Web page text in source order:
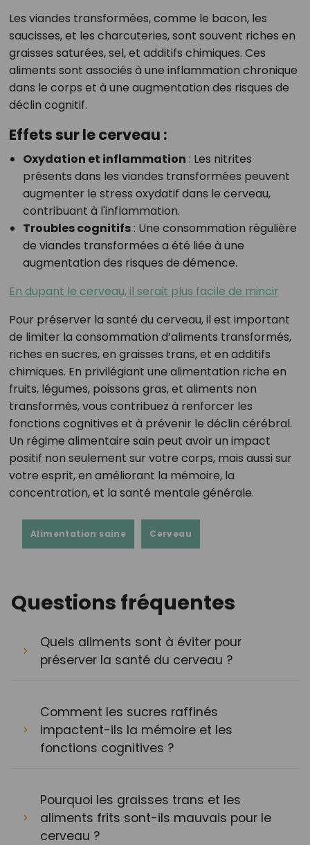
Les viandes transformées, comme le bacon, les
saucisses, et les charcuteries, sont souvent riches en
graisses saturées, sel, et additifs chimiques. Ces
aliments sont associés à une inflammation chronique
dans le corps et à une augmentation des risques de
déclin cognitif.
Effets sur le cerveau :
Oxydation et inflammation : Les nitrites
présents dans les viandes transformées peuvent
augmenter le stress oxydatif dans le cerveau,
contribuant à l'inflammation.
Troubles cognitifs: Une consommation régulière
de viandes transformées a été liée à une
augmentation des risques de démence.
En dupant le cerveau, il serait plus facile de mincir
Pour préserver la santé du cerveau, il est important
de limiter la consommation d’aliments transformés,
riches en sucres, en graisses trans, et en additifs
chimiques. En privilégiant une alimentation riche en
fruits, légumes, poissons gras, et aliments non
transformés, vous contribuez à renforcer les
fonctions cognitives et à prévenir le déclin cérébral.
Un régime alimentaire sain peut avoir un impact
positif non seulement sur votre corps, mais aussi sur
votre esprit, en améliorant la mémoire, la
concentration, et la santé mentale générale.
Alimentation saine Cerveau
Questions fréquentes
Quels aliments sont à éviter pour
préserver la santé du cerveau ?
Comment les sucres raffinés
impactent-ils la mémoire et les
fonctions cognitives ?
Pourquoi les graisses trans et les
aliments frits sont-ils mauvais pour le
cerveau ?